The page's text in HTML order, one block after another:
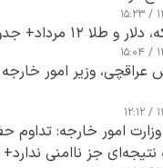
طلا ۱۲ مرداد+ جدول
وزیر امور خارجه
امور خارجه: تداوم
جز ناامنی ندارد+